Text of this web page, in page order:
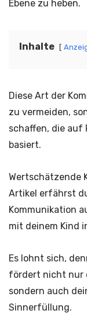
Ebene zu heben.
Inhalte
Diese Art der
zu vermeiden,
schaffen, die auf
basiert.
Wertschätzende
Artikel erfährst
Kommunikation
mit deinem Kind
Es lohnt sich,
fördert nicht nur
sondern auch
Sinnerfüllung.